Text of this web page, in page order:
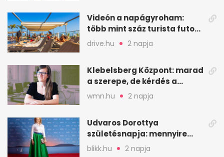
Videón a napágyroham:
több mint száz turista futott
a helyekért Tenerifén
drive.hu 2 napja
Klebelsberg Központ: marad
a szerepe, de kérdés a
hitelessége
wmn.hu 2 napja
Udvaros Dorottya
születésnapja: mennyire
ismered a filmszerepeit?
blikk.hu 2 napja